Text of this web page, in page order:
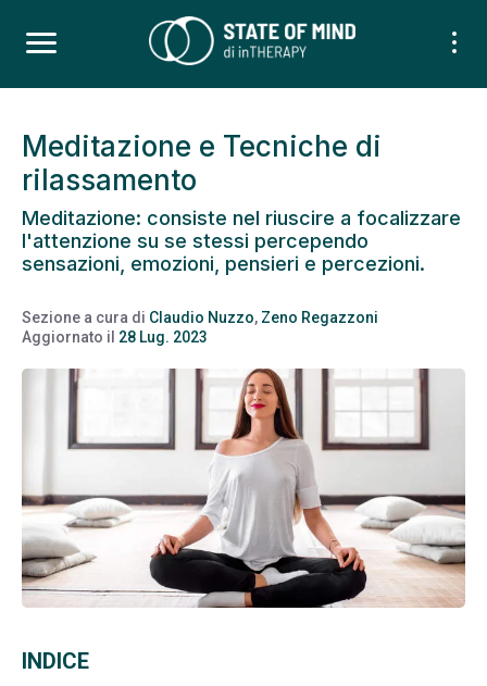
Meditazione e Tecniche di
rilassamento
Meditazione: consiste nel riuscire a focalizzare
l'attenzione su se stessi percependo
sensazioni, emozioni, pensieri e percezioni.
Sezione a cura di Claudio Nuzzo, Zeno Regazzoni
Aggiornato il 28 Lug. 2023
INDICE